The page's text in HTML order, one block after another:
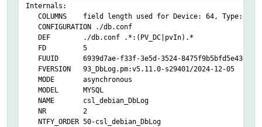
Internals:
COLUMNS field length used for Device: 64, Type: 64,
CONFIGURATION ./db.conf
DEF ./db.conf .*:(PV_DC|pvIn).*
FD 5
FUUID 6939d7ae-f33f-3e5d-3524-8475f9b5bfd5e436
FVERSION 93_DbLog.pm:v5.11.0-s29401/2024-12-05
MODE asynchronous
MODEL MYSQL
NAME csl_debian_DbLog
NR 2
NTFY_ORDER 50-csl_debian_DbLog